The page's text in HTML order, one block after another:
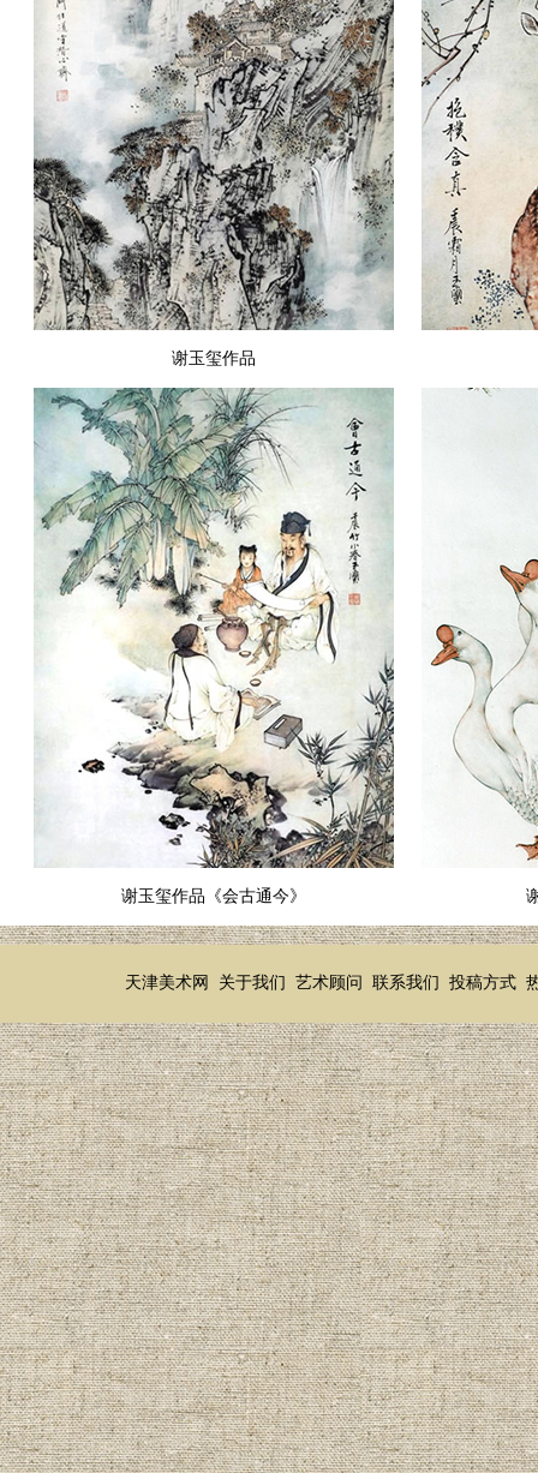
谢玉玺作品
谢玉玺作品《会古通今》
天津美术网 关于我们 艺术顾问 联系我们 投稿方式